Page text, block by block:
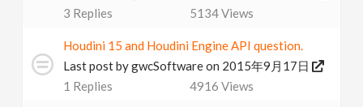
3 Replies 5134Views
Houdini 15 and Houdini Engine API question.
Last post bygwcSoftwareon 2015年9月17日
1 Replies 4916 Views